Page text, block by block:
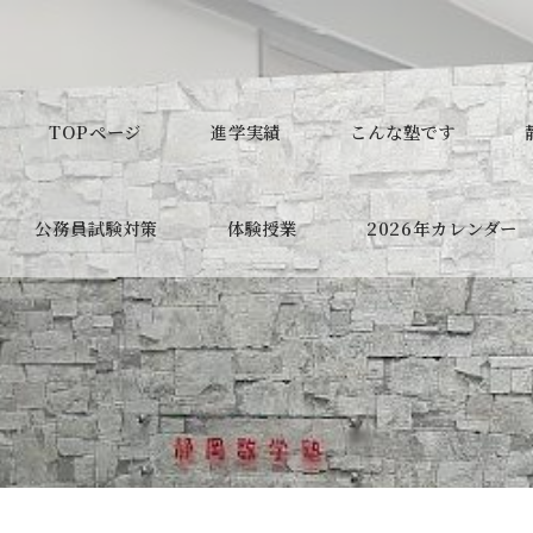
TOPページ 進学実績 こんな塾です
公務員試験対策 体験授業 2026年カレンダー